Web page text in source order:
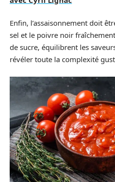
Enfin, l’assaisonnement doit
sel et le poivre noir
de sucre, équilibrent les
révéler toute la complexité